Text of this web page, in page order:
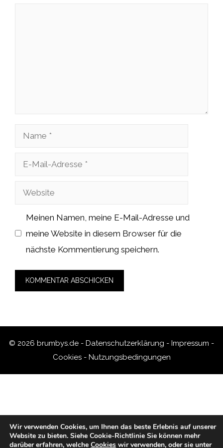
Name
Adresse
Website
Meinen Namen, meine E-Mail-Adresse und
meine Website in diesem Browser für die
nächste Kommentierung speichern.
© 2026 brumbys.de - Datenschutzerklärung - Impressum -
Cookies- Nutzungsbedingungen
Wir verwenden Cookies, um Ihnen das beste Erlebnis auf unserer
Website zu bieten. Siehe Cookie-Richtlinie Sie können mehr
darüber erfahren, welche Cookies wir verwenden, oder sie unter